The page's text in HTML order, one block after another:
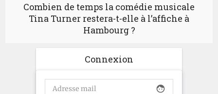
Combien de temps la comédie musicale
Tina Turner restera-t-elle à l’affiche à
Hambourg ?
Connexion
face